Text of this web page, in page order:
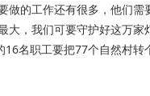
的工作还有很多，他们
，我们可要守护好这万
16名职工要把77个自然村